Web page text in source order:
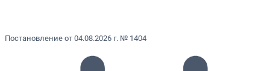
Постановление от 04.08.2026 г. № 1404